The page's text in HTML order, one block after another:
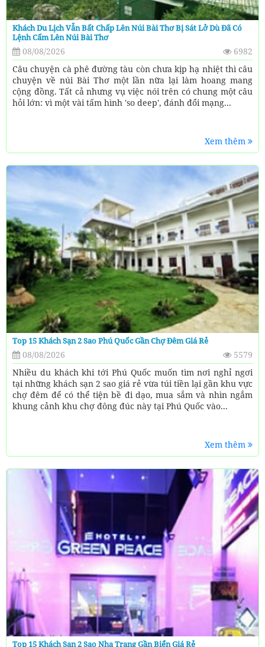
Khách Du Lịch Vẫn Bất Chấp Lên Núi Bài Thơ Bị Sát Lở Dù Đã Có
Lệnh Cấm Lên Núi Bài Thơ
08/08/2026
6982
Câu chuyện cà phê đường tàu còn chưa kịp hạ nhiệt thì câu
chuyện về núi Bài Thơ một lần nữa lại làm hoang mang
cộng đồng. Tất cả nhưng vụ việc nói trên có chung một câu
hỏi lớn: vì một vài tấm hình 'so deep', đánh đổi mạng...
Xem thêm
Top 15 Khách Sạn 2 Sao Phú Quốc Gần Chợ Đêm Giá Rẻ
08/08/2026
5579
Nhiều du khách khi tới Phú Quốc muốn tìm nơi nghỉ ngơi
tại những khách sạn 2 sao giá rẻ vừa túi tiền lại gần khu vực
chợ đêm để có thể tiện bề đi dạo, mua sắm và nhìn ngắm
khung cảnh khu chợ đông đúc này tại Phú Quốc vào...
Xem thêm
Top 15 Khách Sạn 2 Sao Nha Trang Gần Biển Giá Rẻ